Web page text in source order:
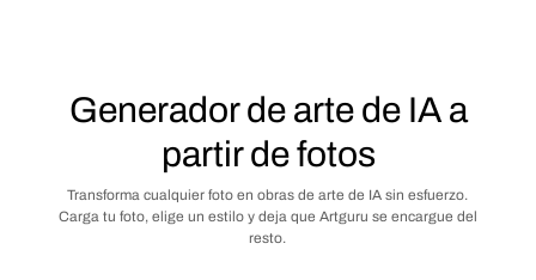
Generador de arte de IA a
partir de fotos
Transforma cualquier foto en obras de arte de IA sin esfuerzo.
Carga tu foto, elige un estilo y deja que Artguru se encargue del
resto.